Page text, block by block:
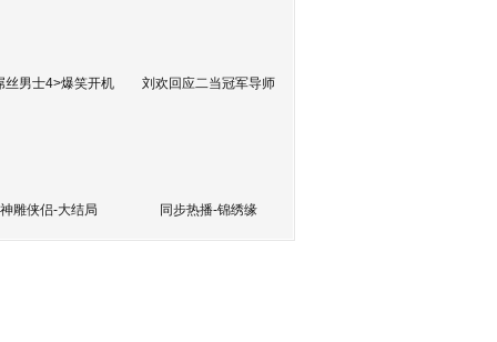
丝男士4>爆笑开机 刘欢回应二当冠军导师
神雕侠侣-大结局 同步热播-锦绣缘